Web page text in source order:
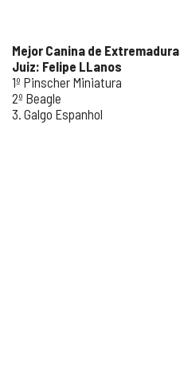
Mejor Canina de Extremadura
Juiz: Felipe LLanos
1º Pinscher Miniatura
2º Beagle
3. Galgo Espanhol